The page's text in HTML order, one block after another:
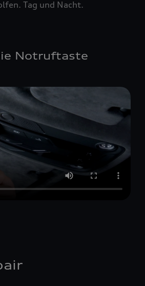
Tag und Nacht.
Notruftaste